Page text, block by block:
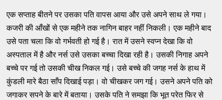
एक सप्ताह बीतने पर उसका पति वापस आया और उसे अपने साथ ले गया।
कजरी की आँखों से एक महीने तक नागिन बाहर नहीं निकली। एक महीने बाद
उसे पता चला कि वो गर्भवती हो गई है। रात में उसने स्वप्न देखा कि वो
अस्पताल में है और नर्स उसे उसका बच्चा दिखा रही है। उसकी निगाह अपने
बच्चे पर गई तो उसकी चीख निकल गई। उसे बच्चे की जगह नर्स के हाथ में
कुंडली मारे बैठा साँप दिखाई पड़ा। वो चीखकर जग गई। उसने अपने पति को
जगाकर सपने के बारे में बताया। उसके पति ने समझा कि भूत परेत फिर से